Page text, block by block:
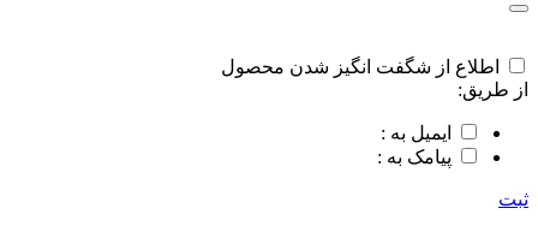
اطلاع از شگفت انگیز شدن محصول
از طریق:
ایمیل به :
پیامک به :
ثبت